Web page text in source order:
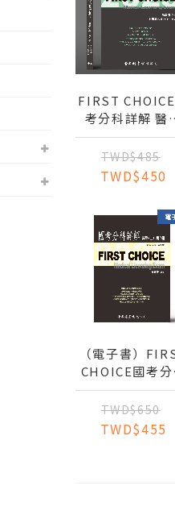
FIRST
考分科詳解 醫
（五）第1冊
概論、腦神經外
_2025
TWD$485
TWD$450
（電子書）
CHOICE國考分
詳解 醫學（二
2冊 微免(免疫、
生蟲)2022
TWD$650
TWD$455